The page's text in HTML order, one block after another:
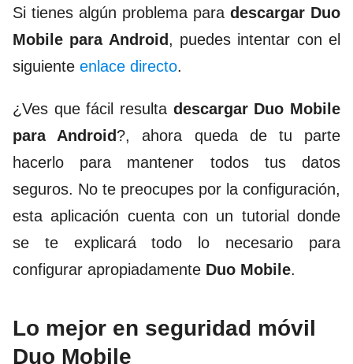
Si tienes algún problema para descargar Duo
Mobile para Android , puedes intentar con el
siguiente enlace directo.
¿Ves que fácil resulta descargar Duo Mobile
para Android ?, ahora queda de tu parte
hacerlo para mantener todos tus datos
seguros. No te preocupes por la configuración,
esta aplicación cuenta con un tutorial donde
se te explicará todo lo necesario para
configurar apropiadamente Duo Mobile.
Lo mejor en seguridad móvil
Duo Mobile